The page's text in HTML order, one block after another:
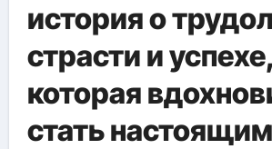
история о
страсти и успехе,
которая
стать настоящим